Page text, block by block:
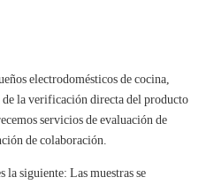
electrodomésticos de cocina,
la verificación directa del producto
servicios de evaluación de
de colaboración.
la siguiente: Las muestras se